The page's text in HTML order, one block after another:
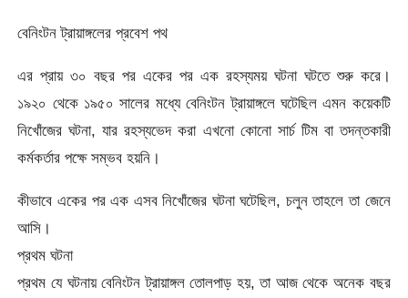
বেনিংটন ট্রায়াঙ্গলের প্রবেশ পথ
এর প্রায় ৩০ বছর পর একের পর এক রহস্যময় ঘটনা ঘটতে শুরু করে।
১৯২০ থেকে ১৯৫০ সালের মধ্যে বেনিংটন ট্রায়াঙ্গলে ঘটেছিল এমন কয়েকটি
নিখোঁজের ঘটনা, যার রহস্যভেদ করা এখনো কোনো সার্চ টিম বা তদন্তকারী
কর্মকর্তার পক্ষে সম্ভব হয়নি।
কীভাবে একের পর এক এসব নিখোঁজের ঘটনা ঘটেছিল, চলুন তাহলে তা জেনে
আসি।
প্রথম ঘটনা
প্রথম যে ঘটনায় বেনিংটন ট্রায়াঙ্গল তোলপাড় হয়, তা আজ থেকে অনেক বছর